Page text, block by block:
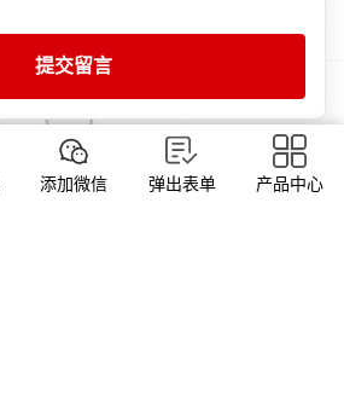
提交留言
添加微信 弹出表单 产品中心